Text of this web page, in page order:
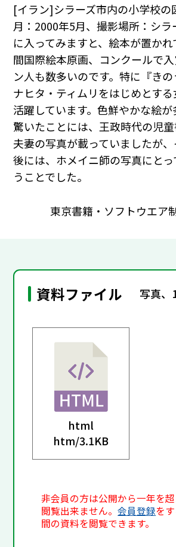
[イラン]シラーズ市内の小学校の
月：2000年5月、撮影場所：シラ
に入ってみますと、絵本が置か
間国際絵本原画、コンクールで
ン人も数多いのです。特に『き
ナヒタ・ティムリをはじめとす
活躍しています。色鮮やかな絵が
驚いたことには、王政時代の児
夫妻の写真が載っていましたが
後には、ホメイニ師の写真にと
うことでした。
東京書籍・ソフトウエ
資料ファイル 写真、
html
htm/3.1KB
非会員の方は公開から一年を
閲覧出来ません。会員登録を
間の資料を閲覧できます。